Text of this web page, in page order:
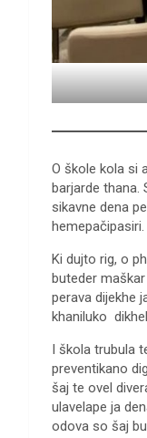
O škole kola si
barjarde thana.
sikavne dena
Ki dujto rig, o
buteder
perava dijekhe
khaniluko
I škola trubula
preventikano
šaj te ovel
ulavelape ja
odova so šaj